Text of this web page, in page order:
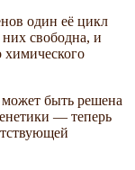
один её цикл
свободна, и
химического
может быть решена
— теперь